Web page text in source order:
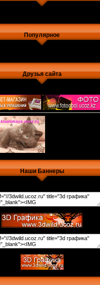
Популярное
Друзья сайта
Наши Баннеры